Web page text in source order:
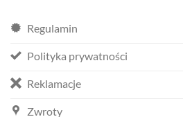
Regulamin
Polityka prywatności
Reklamacje
Zwroty